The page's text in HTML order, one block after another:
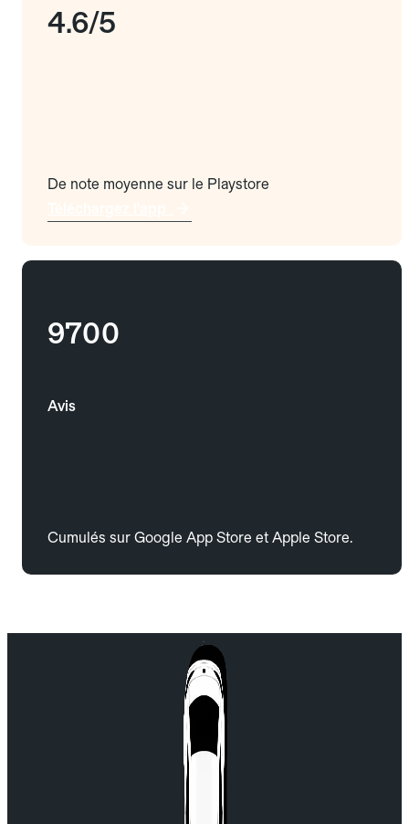
4.6/5
De note moyenne sur le Playstore
9700
Avis
Cumulés sur Google App Store et Apple Store.